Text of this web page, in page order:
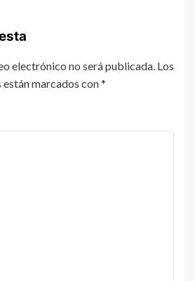
electrónico no será publicada. Los
marcados con*